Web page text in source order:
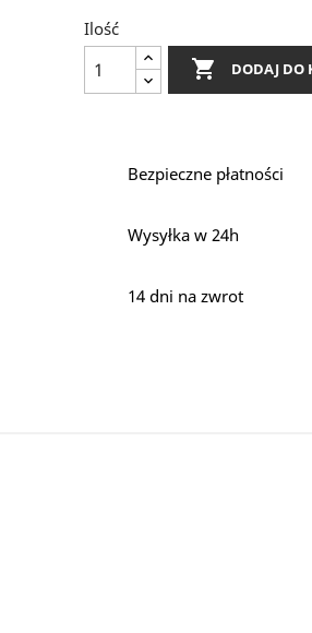
Ilość
 DODAJ DO
Bezpieczne płatności
Wysyłka w 24h
14 dni na zwrot